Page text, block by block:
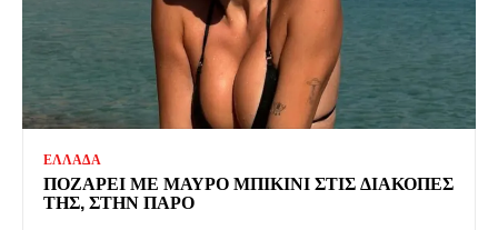
ΕΛΛΑΔΑ
ΠΟΖΑΡΕΙ ΜΕ ΜΑΥΡΟ ΜΠΙΚΙΝΙ ΣΤΙΣ ΔΙΑΚΟΠΕΣ
ΤΗΣ, ΣΤΗΝ ΠΑΡΟ